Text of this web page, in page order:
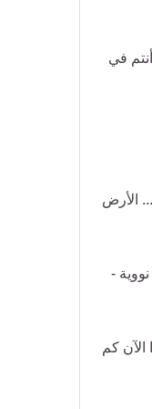
في
الأرض
-
الآن كم